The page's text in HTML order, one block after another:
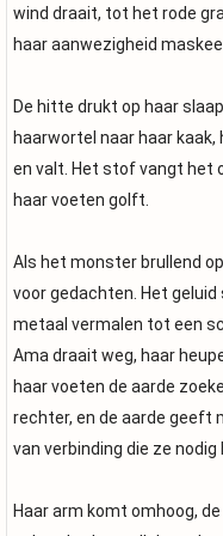
wind draait, tot het rode
haar aanwezigheid
De hitte drukt op haar
haarwortel naar haar kaak,
en valt. Het stof vangt het
haar voeten golft.
Als het monster brullend
voor gedachten. Het
metaal vermalen tot een
Ama draait weg, haar
haar voeten de aarde
rechter, en de aarde geeft
van verbinding die ze nodig
Haar arm komt omhoog,